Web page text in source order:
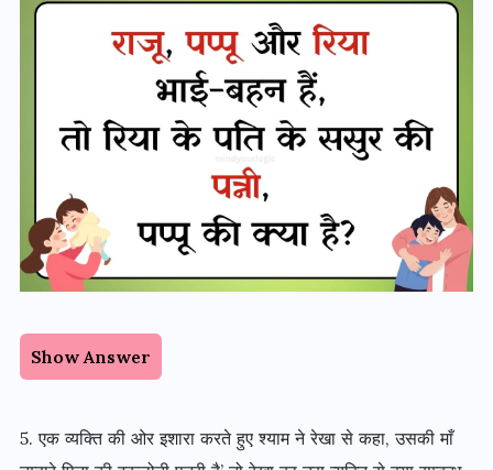
Show Answer
5. एक व्यक्ति की ओर इशारा करते हुए श्याम ने रेखा से कहा, उसकी माँ